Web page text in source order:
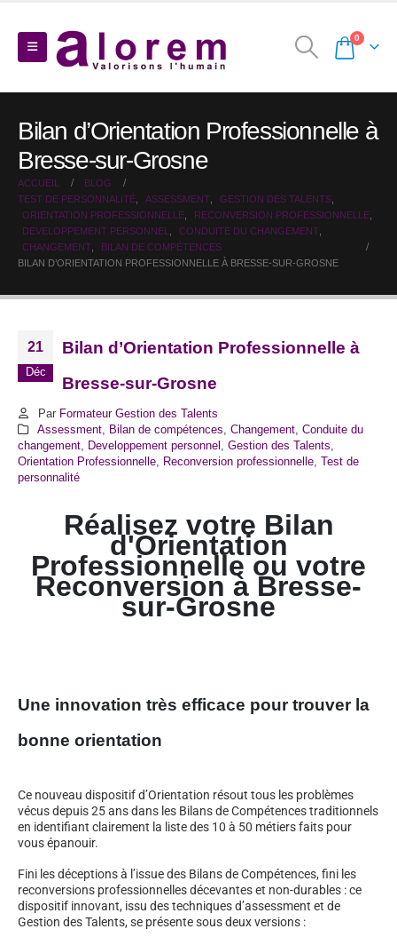
0
Bilan d’Orientation Professionnelle à
Bresse-sur-Grosne
ACCUEIL
BLOG
TEST DE PERSONNALITÉ
ASSESSMENT GESTION DES TALENTS
ORIENTATION PROFESSIONNELLE
RECONVERSION PROFESSIONNELLE
DEVELOPPEMENT PERSONNEL
CONDUITE DU CHANGEMENT
CHANGEMENT
BILAN DE COMPÉTENCES
BILAN D’ORIENTATION PROFESSIONNELLE À BRESSE-SUR-GROSNE
21
Déc
Bilan d’Orientation Professionnelle à
Bresse-sur-Grosne
Par Formateur Gestion des Talents
Assessment, Bilan de compétences Changement, Conduite du
changement
Developpement personnel Gestion des Talents
Orientation Professionnelle
Reconversion professionnelle Test de
personnalité
Réalisez votre Bilan
d'Orientation
Professionnelle ou votre
Reconversion à Bresse-
sur-Grosne
Une innovation très efficace pour trouver la
bonne orientation
Ce nouveau dispositif d’Orientation résout tous les problèmes
vécus depuis 25 ans dans les Bilans de Compétences traditionnels
en identifiant clairement la liste des 10 à 50 métiers faits pour
vous épanouir.
Fini les déceptions à l’issue des Bilans de Compétences, fini les
reconversions professionnelles décevantes et non-durables : ce
dispositif innovant, issu des techniques d’assessment et de
Gestion des Talents, se présente sous deux versions :